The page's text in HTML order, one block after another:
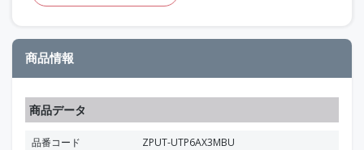
商品情報
商品データ
品番コード
ZPUT-UTP6AX3MBU